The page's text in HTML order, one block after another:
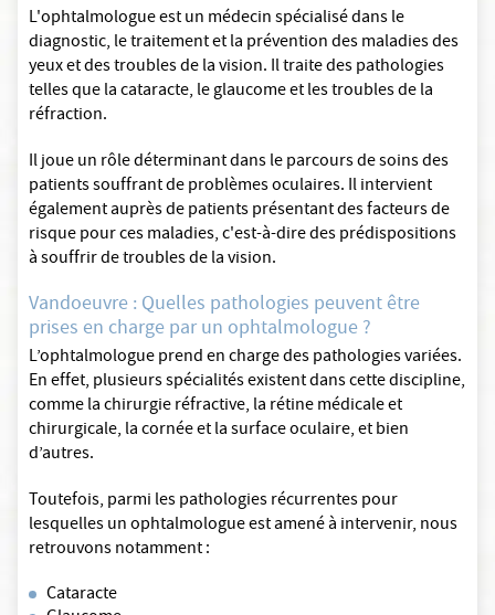
L'ophtalmologue est un médecin spécialisé dans le
diagnostic, le traitement et la prévention des maladies des
yeux et des troubles de la vision. Il traite des pathologies
telles que la cataracte, le glaucome et les troubles de la
réfraction.
Il joue un rôle déterminant dans le parcours de soins des
patients souffrant de problèmes oculaires. Il intervient
également auprès de patients présentant des facteurs de
risque pour ces maladies, c'est-à-dire des prédispositions
à souffrir de troubles de la vision.
Vandoeuvre : Quelles pathologies peuvent être
prises en charge par un ophtalmologue ?
L’ophtalmologue prend en charge des pathologies variées.
En effet, plusieurs spécialités existent dans cette discipline,
comme la chirurgie réfractive, la rétine médicale et
chirurgicale, la cornée et la surface oculaire, et bien
d’autres.
Toutefois, parmi les pathologies récurrentes pour
lesquelles un ophtalmologue est amené à intervenir, nous
retrouvons notamment :
Cataracte